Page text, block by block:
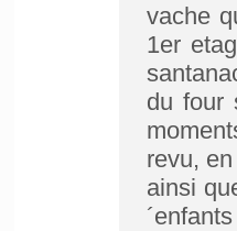
vache
1er
du four
revu,
ainsi